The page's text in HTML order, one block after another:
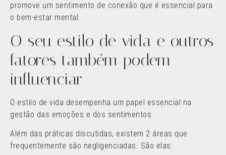
promove um sentimento de conexão que é essencial para
o bem-estar mental.
O seu estilo de vida e outros
fatores também podem
influenciar
O estilo de vida desempenha um papel essencial na
gestão das emoções e dos sentimentos.
Além das práticas discutidas, existem 2 áreas que
frequentemente são negligenciadas. São elas: